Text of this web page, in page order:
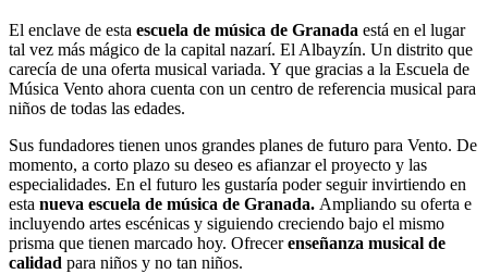
El enclave de esta escuela de música de Granada está en el lugar
tal vez más mágico de la capital nazarí. El Albayzín. Un distrito que
carecía de una oferta musical variada. Y que gracias a la Escuela de
Música Vento ahora cuenta con un centro de referencia musical para
niños de todas las edades.
Sus fundadores tienen unos grandes planes de futuro para Vento. De
momento, a corto plazo su deseo es afianzar el proyecto y las
especialidades. En el futuro les gustaría poder seguir invirtiendo en
esta nueva escuela de música de Granada. Ampliando su oferta e
incluyendo artes escénicas y siguiendo creciendo bajo el mismo
prisma que tienen marcado hoy. Ofrecerenseñanza musical de
calidad para niños y no tan niños.